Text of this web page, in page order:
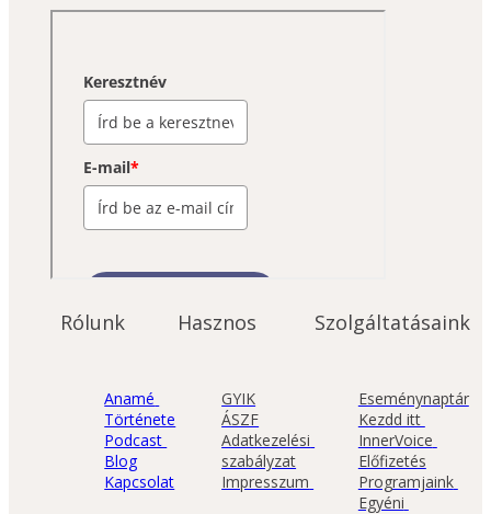
Rólunk
Anamé
Története
Podcast
Blog
Kapcsolat
Hasznos
GYIK
ÁSZF
Adatkezelési
szabályzat
Szolgáltatásaink
Eseménynaptár
Kezdd itt
InnerVoice
Előfizetés
Programjaink
Egyéni